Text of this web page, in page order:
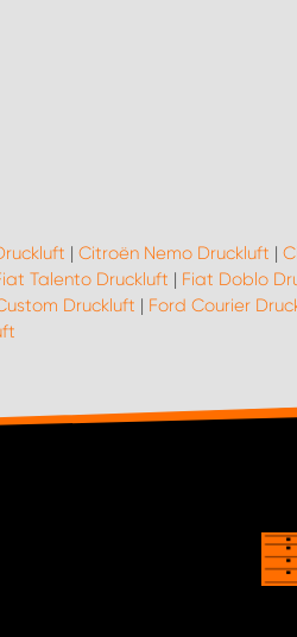
| Citroën Nemo Druckluft |
Talento Druckluft | Fiat Doblo
Druckluft | Ford Courier